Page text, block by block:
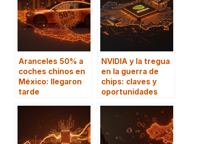
Aranceles 50% a
coches chinos en
México: llegaron
tarde
NVIDIA y la tregua
en la guerra de
chips: claves y
oportunidades